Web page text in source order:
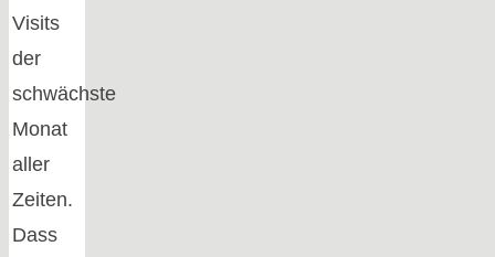
Visits
der
schwächste
Monat
aller
Zeiten.
Dass